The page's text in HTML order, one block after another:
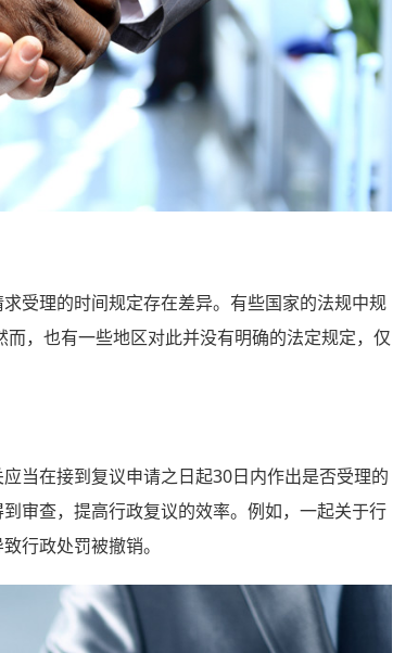
理的时间规定存在差异。有些国家的法规中规
，也有一些地区对此并没有明确的法定规定，仅
在接到复议申请之日起30日内作出是否受理的
审查，提高行政复议的效率。例如，一起关于行
行政处罚被撤销。